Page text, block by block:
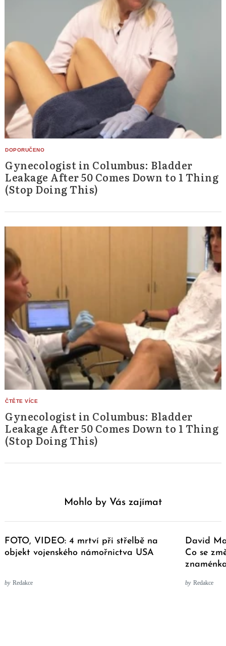
Gynecologist in Columbus: Bladder
Leakage After 50 Comes Down to 1 Thing
(Stop Doing This)
Gynecologist in Columbus: Bladder
Leakage After 50 Comes Down to 1 Thing
(Stop Doing This)
Mohlo by Vás zajímat
FOTO, VIDEO: 4 mrtví při střelbě na
objekt vojenského námořnictva USA
by Redakce
David
Co se
by Redakce